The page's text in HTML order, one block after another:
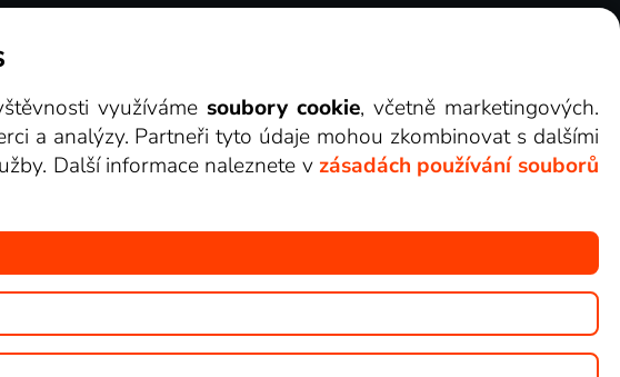
stanic, které můžete sledovat v Lepší.TV.
využívámesoubory cookie, včetně marketingových.
a analýzy. Partneři tyto údaje mohou zkombinovat s dalšími
Další informace naleznete v zásadách používání souborů